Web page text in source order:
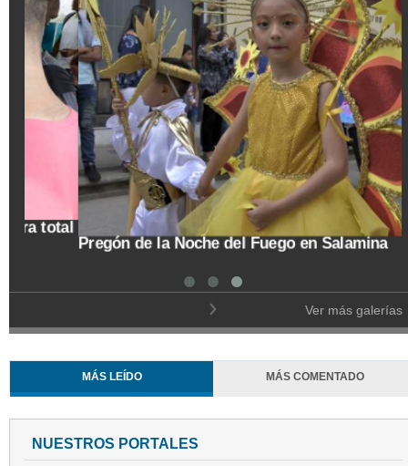
Pregón de la Noche del Fuego en Salamina
Ver más galerías
MÁS LEÍDO MÁS COMENTADO
NUESTROS PORTALES